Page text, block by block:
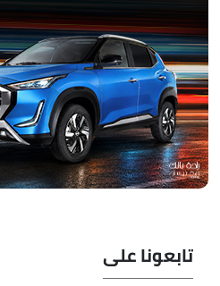
تابعونا على